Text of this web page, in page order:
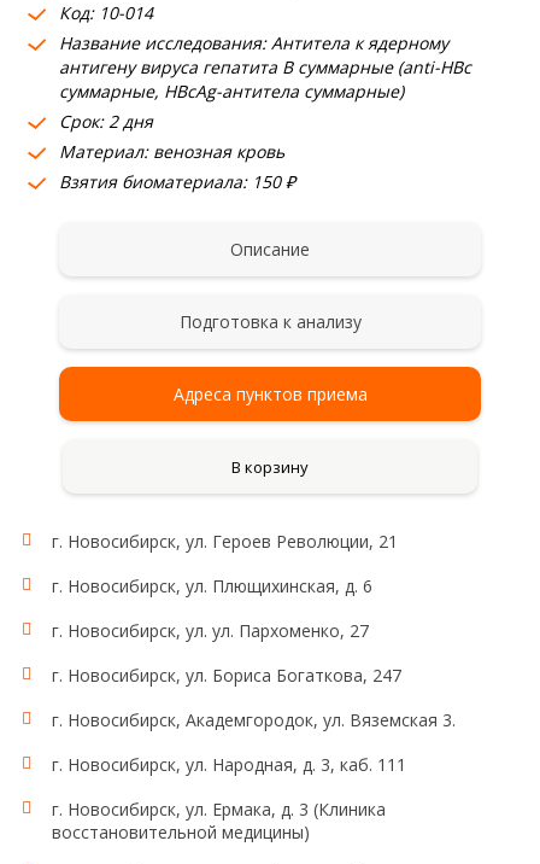
Где сдать
Партнерам
Код: 10-014
Название исследования: Антитела к ядерному
антигену вируса гепатита В суммарные (anti-HBc
суммарные, HBcAg-антитела суммарные)
Срок: 2 дня
Материал: венозная кровь
Взятия биоматериала: 150 ₽
Описание
Подготовка к анализу
Адреса пунктов приема
В корзину
г. Новосибирск, ул. Героев Революции, 21
г. Новосибирск, ул. Плющихинская, д. 6
г. Новосибирск, ул. ул. Пархоменко, 27
г. Новосибирск, ул. Бориса Богаткова, 247
г. Новосибирск, Академгородок, ул. Вяземская 3.
г. Новосибирск, ул. Народная, д. 3, каб. 111
г. Новосибирск, ул. Ермака, д. 3 (Клиника
восстановительной медицины)